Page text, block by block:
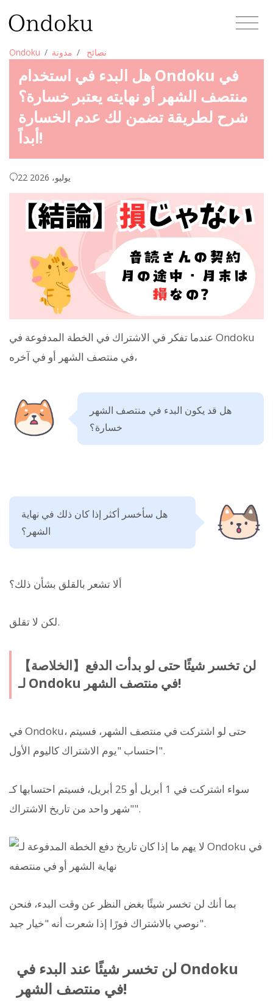
Ondoku مدونة نصائح
هل البدء في استخدام Ondoku في
منتصف الشهر أو نهايته يعتبر خسارة؟
شرح لطريقة تضمن لك عدم الخسارة
أبداً!
22 يوليو، 2026
عندما تفكر في الاشتراك في الخطة المدفوعة في Ondoku
في منتصف الشهر أو في آخره،
هل قد يكون البدء في منتصف الشهر
خسارة؟
هل سأخسر أكثر إذا كان ذلك في نهاية
الشهر؟
ألا تشعر بالقلق بشأن ذلك؟
لكن لا تقلق.
【الخلاصة】لن تخسر شيئًا حتى لو بدأت الدفع
لـ Ondoku في منتصف الشهر!
في Ondoku، حتى لو اشتركت في منتصف الشهر، فسيتم
احتساب "يوم الاشتراك كاليوم الأول".
سواء اشتركت في 1 أبريل أو 25 أبريل، فسيتم احتسابها كـ
"شهر واحد من تاريخ الاشتراك".
بما أنك لن تخسر شيئًا بغض النظر عن وقت البدء، فنحن
نوصي بالاشتراك فورًا إذا شعرت أنه "خيار جيد".
لن تخسر شيئًا عند البدء في Ondoku
في منتصف الشهر!